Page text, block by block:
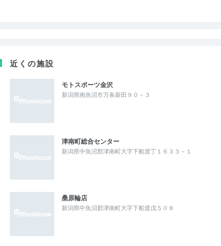
近くの施設
モトスポーツ金沢
新潟県南魚沼市万条新田９０－３
津南町総合センター
新潟県中魚沼郡津南町大字下船渡丁１６３３－１
桑原輪店
新潟県中魚沼郡津南町大字下船渡戊５０８